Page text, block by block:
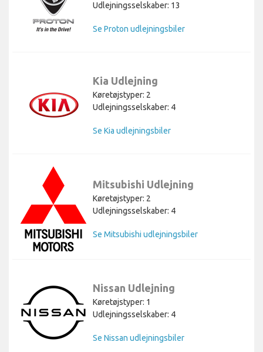
Udlejningsselskaber: 13
Se Proton udlejningsbiler
Kia Udlejning
Køretøjstyper: 2
Udlejningsselskaber: 4
Se Kia udlejningsbiler
Mitsubishi Udlejning
Køretøjstyper: 2
Udlejningsselskaber: 4
Se Mitsubishi udlejningsbiler
Nissan Udlejning
Køretøjstyper: 1
Udlejningsselskaber: 4
Se Nissan udlejningsbiler